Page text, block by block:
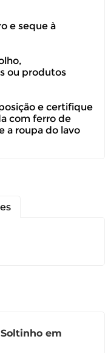
após o
para solicitar
políticas de
e seque à
ou produtos
e certifique
com ferro de
a roupa do lavo
em